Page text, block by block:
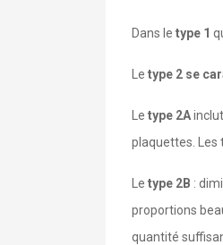
Dans le type 1
Le type 2 se
Le type 2A
plaquettes. Les
Le type 2B :
proportions
quantité